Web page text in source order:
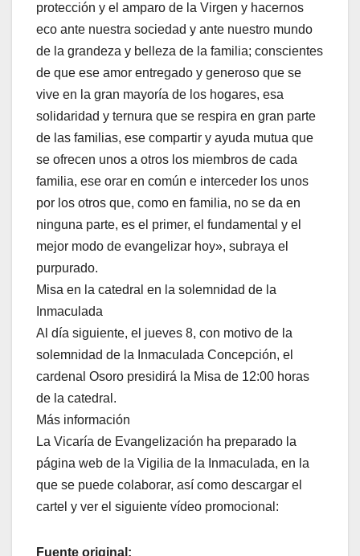
protección y el amparo de la Virgen y hacernos
eco ante nuestra sociedad y ante nuestro mundo
de la grandeza y belleza de la familia; conscientes
de que ese amor entregado y generoso que se
vive en la gran mayoría de los hogares, esa
solidaridad y ternura que se respira en gran parte
de las familias, ese compartir y ayuda mutua que
se ofrecen unos a otros los miembros de cada
familia, ese orar en común e interceder los unos
por los otros que, como en familia, no se da en
ninguna parte, es el primer, el fundamental y el
mejor modo de evangelizar hoy», subraya el
purpurado.
Misa en la catedral en la solemnidad de la
Inmaculada
Al día siguiente, el jueves 8, con motivo de la
solemnidad de la Inmaculada Concepción, el
cardenal Osoro presidirá la Misa de 12:00 horas
de la catedral.
Más información
La Vicaría de Evangelización ha preparado la
página web de la Vigilia de la Inmaculada, en la
que se puede colaborar, así como descargar el
cartel y ver el siguiente vídeo promocional:
Fuente original: